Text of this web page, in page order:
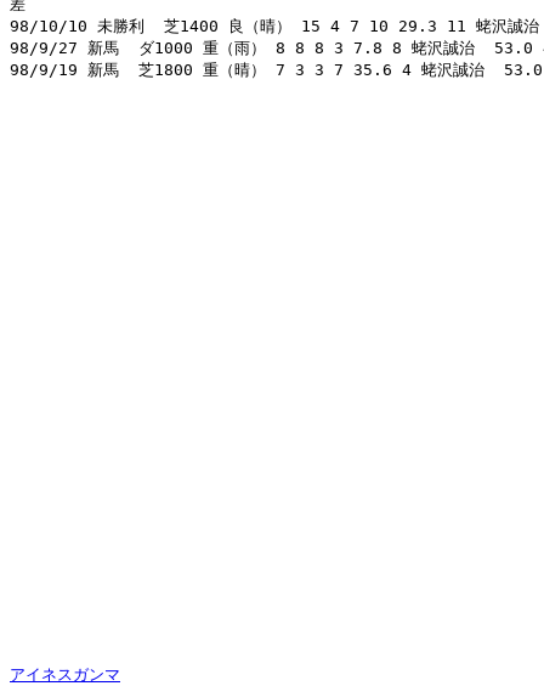
差
98/10/10 未勝利  芝1400 良（晴） 15 4 7 10 29.3 11 蛯沢
98/9/27 新馬  ダ1000 重（雨） 8 8 8 3 7.8 8 蛯沢誠治
98/9/19 新馬  芝1800 重（晴） 7 3 3 7 35.6 4 蛯沢誠治
アイネスガンマ